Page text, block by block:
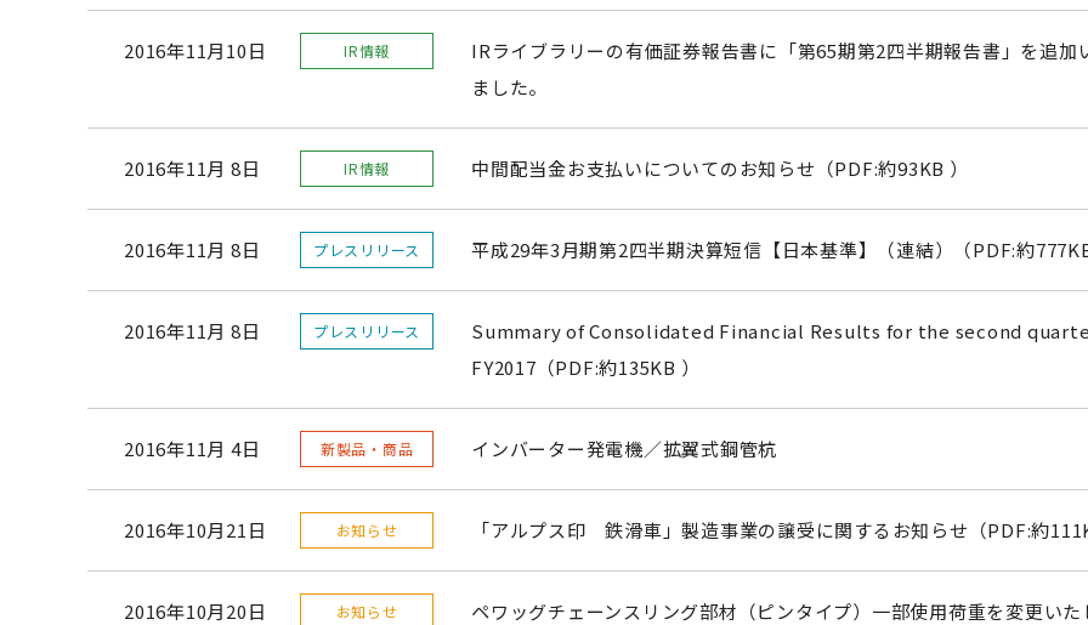
2016年11月10日 IR情報
IRライブラリーの有価証券報告書に「第65期第2四半期報告書」を追加
ました。
2016年11月 8日 IR情報 中間配当金お支払いについてのお知らせ（PDF:約93KB ）
2016年11月 8日 プレスリリース 平成29年3月期第2四半期決算短信【日本基準】（連結）（PDF:約777KB
2016年11月 8日 プレスリリース
Summary of Consolidated Financial Results for the second
FY2017（PDF:約135KB ）
2016年11月 4日 新製品・商品 インバーター発電機／拡翼式鋼管杭
2016年10月21日 お知らせ 「アルプス印 鉄滑車」製造事業の譲受に関するお知らせ（PDF:約
2016年10月20日 お知らせ
ペワッグチェーンスリング部材（ピンタイプ）一部使用荷重を変更いた